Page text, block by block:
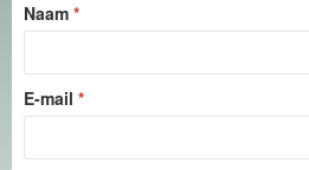
Naam *
E-mail *